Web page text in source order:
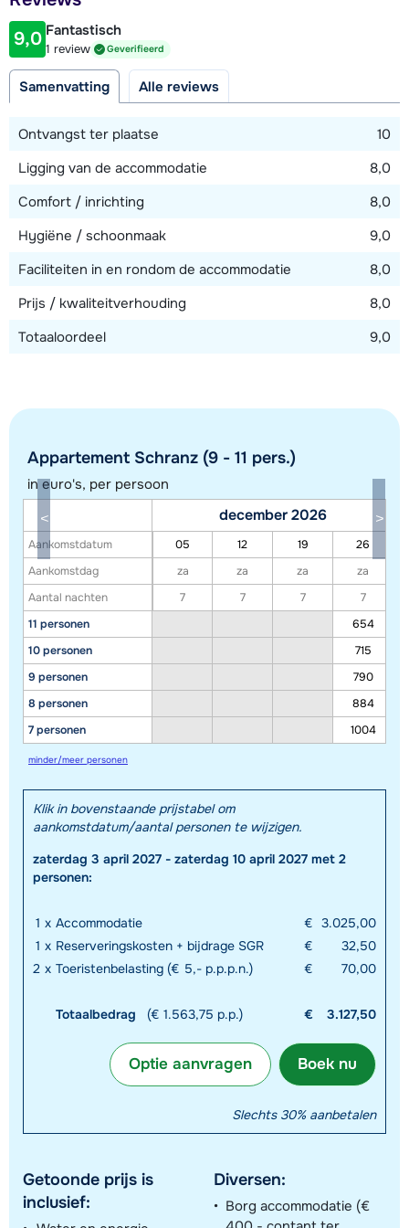
1500 meter
Afstand tot piste
2,8 kilometer
50 meter
Bekijk kaart
Toon alle accommodaties in dit gebied
Deze kaart geeft een indicatie van de ligging van onze accommodaties. De
exacte locatie kan enigszins afwijken.
9,0 Fantastisch
1 review Geverifieerd
Samenvatting Alle reviews
Ontvangst ter plaatse
10
Ligging van de accommodatie
8,0
Comfort / inrichting
8,0
Hygiëne / schoonmaak
9,0
Faciliteiten in en rondom de accommodatie
8,0
Prijs / kwaliteitverhouding
8,0
Totaaloordeel
9,0
Appartement Schranz (9 - 11 pers.)
in euro's, per persoon
Aankomstdatum
Aankomstdag
Aantal nachten
11 personen
10 personen
9 personen
8 personen
7 personen
december 2026
05 12 19
26
za
za za
za
7
7 7
7
654
715
790
884
1004
minder/meer personen
Klik in bovenstaande prijstabel om
aankomstdatum/aantal personen te wijzigen.
zaterdag 3 april 2027 - zaterdag 10 april 2027 met 2
personen:
1 x Accommodatie € 3.025,00
1 x Reserveringskosten + bijdrage SGR €
32,50
2 x Toeristenbelasting (€ 5,- p.p.p.n.) € 70,00
Totaalbedrag (€ 1.563,75 p.p.) € 3.127,50
Boek nu
Optie aanvragen
Slechts 30% aanbetalen
Getoonde prijs is
inclusief:
Diversen:
Borg accommodatie (€